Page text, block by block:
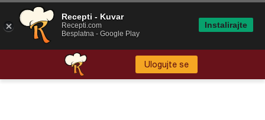
Ulogujte se
Recepti - Kuvar
Recepti.com
Besplatna - Google Play
Instalirajte